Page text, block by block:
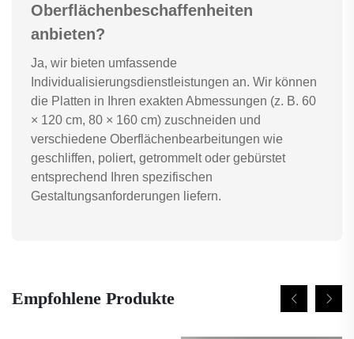
Oberflächenbeschaffenheiten
anbieten?
Ja, wir bieten umfassende
Individualisierungsdienstleistungen an. Wir können
die Platten in Ihren exakten Abmessungen (z. B. 60
× 120 cm, 80 × 160 cm) zuschneiden und
verschiedene Oberflächenbearbeitungen wie
geschliffen, poliert, getrommelt oder gebürstet
entsprechend Ihren spezifischen
Gestaltungsanforderungen liefern.
Empfohlene Produkte